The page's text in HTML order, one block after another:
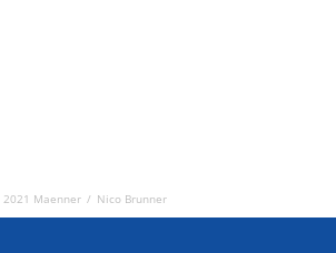
2021 Maenner / Nico Brunner